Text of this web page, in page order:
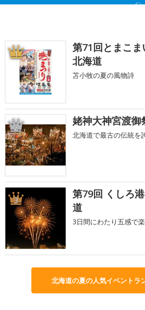
1
第71回とまこ
北海道
苫小牧の夏の風物詩
2 姥神大神宮渡御
北海道で最古の伝統を
3
第79回 くしろ
道
3日間にわたり五感で
北海道の夏の人気イベントラ